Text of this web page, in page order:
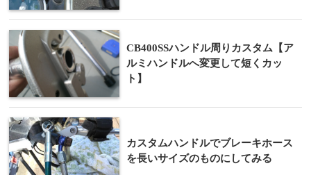
CB400SSハンドル周りカスタム【ア
ルミハンドルへ変更して短くカッ
ト】
カスタムハンドルでブレーキホース
を長いサイズのものにしてみる